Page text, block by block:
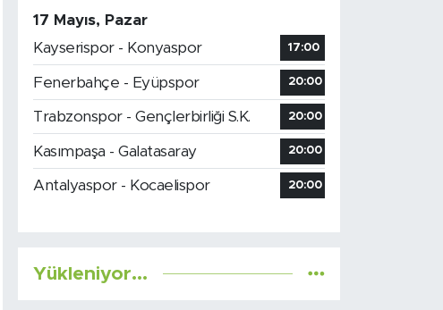
17 Mayıs, Pazar
Kayserispor - Konyaspor
17:00
Fenerbahçe - Eyüpspor 20:00
Trabzonspor - Gençlerbirliği S.K. 20:00
Kasımpaşa - Galatasaray 20:00
Antalyaspor - Kocaelispor 20:00
Yükleniyor...